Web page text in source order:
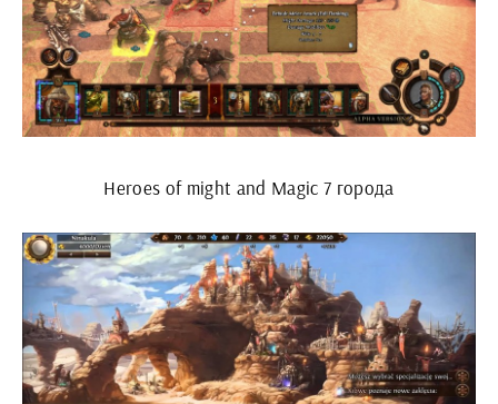
Heroes of might and Magic 7 города